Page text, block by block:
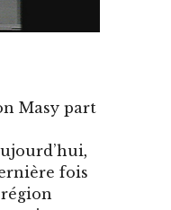
Masy part
fois